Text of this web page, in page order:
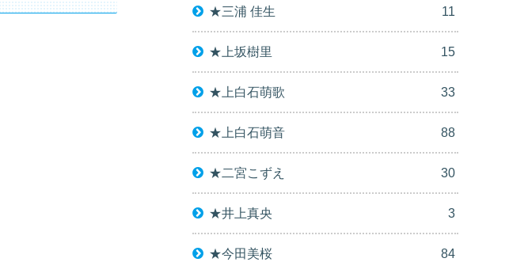
★三浦 佳生 11
★上坂樹里 15
★上白石萌歌 33
★上白石萌音 88
★二宮こずえ 30
★井上真央 3
★今田美桜 84